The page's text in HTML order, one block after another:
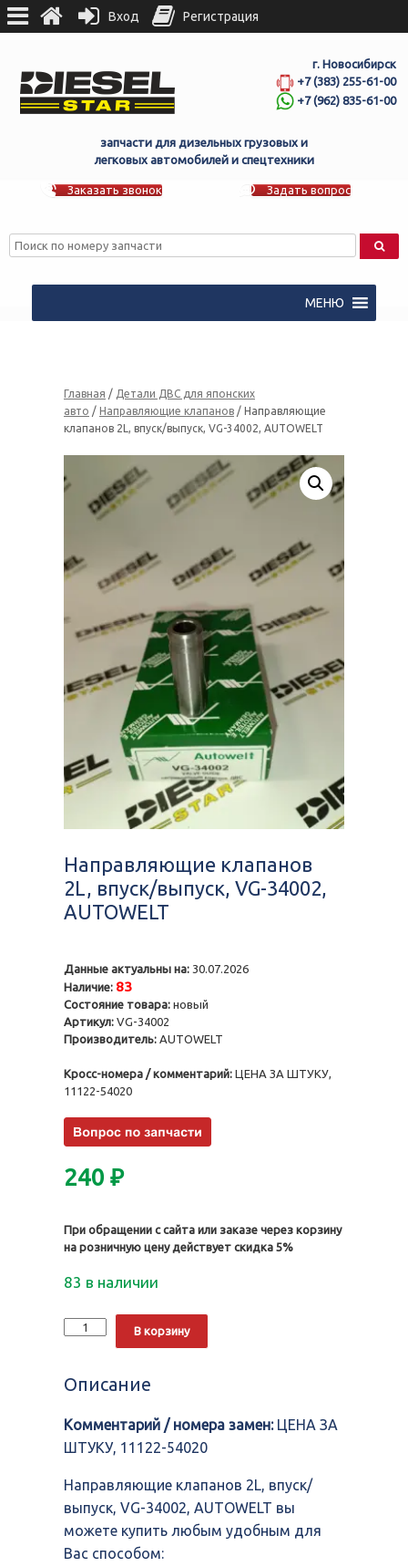
г. Новосибирск
+7 (383) 255-61-00
+7 (962) 835-61-00
запчасти для дизельных грузовых и
легковых автомобилей и спецтехники
Заказать звонок Задать вопрос
МЕНЮ
Главная / Детали ДВС для японских
авто / Направляющие клапанов / Направляющие
клапанов 2L, впуск/выпуск, VG-34002, AUTOWELT
Направляющие клапанов
2L, впуск/выпуск, VG-34002,
AUTOWELT
Данные актуальны на: 30.07.2026
Наличие: 83
Состояние товара: новый
Артикул: VG-34002
Производитель: AUTOWELT
Кросс-номера / комментарий: ЦЕНА ЗА ШТУКУ,
11122-54020
240 ₽
При обращении с сайта или заказе через корзину
на розничную цену действует скидка 5%
83 в наличии
Количество
Направляющие
впуск/
VG-
34002,
AUTOWELT
В корзину
Описание
Комментарий / номера замен:ЦЕНА ЗА
ШТУКУ, 11122-54020
Направляющие клапанов 2L, впуск/
выпуск, VG-34002, AUTOWELT вы
можете купить любым удобным для
Вас способом:
Вход Регистрация